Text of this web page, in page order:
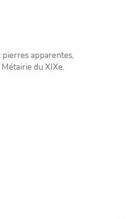
apparentes,
du XIXe.